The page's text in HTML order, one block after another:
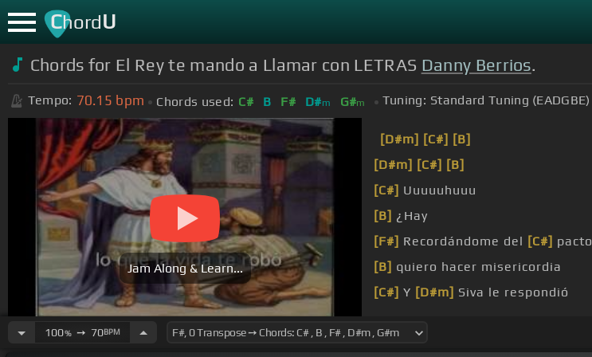
ChordU
Chords for El Rey te mando a Llamar con LETRAS Danny Berrios.
Tempo: 70.15 bpm Chords used: C# B F# D#m G#m Tuning: Standard Tuning (EADGBE)
Jam Along & Learn...
[D#m] [C#] [B]
[D#m] [C#] [B]
[C#] Uuuuuhuuu
[B] ¿Hay
[F#] Recordándome del [C#] pacto
[B] quiero hacer misericordia
[C#] Y [D#m] Siva le respondió
100%➙ 70BPM